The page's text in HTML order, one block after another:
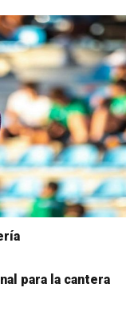
para la cantera